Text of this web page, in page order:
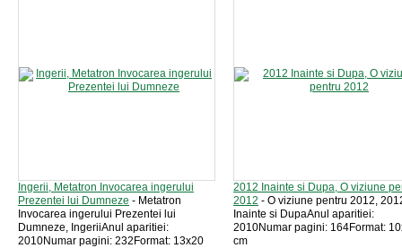
Ingerii, Metatron Invocarea ingerului
Prezentei lui Dumneze - Metatron
Invocarea ingerului Prezentei lui
Dumneze, IngeriiAnul aparitiei:
2010Numar pagini: 232Format: 13x20
2012 Inainte si Dupa, O viziune
2012 - O viziune pentru 2012,
Inainte si DupaAnul aparitiei:
2010Numar pagini: 164Format:
cm